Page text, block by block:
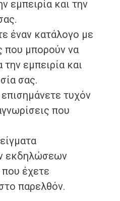
εμπειρία και την
έναν κατάλογο με
που μπορούν να
την εμπειρία και
σας.
τυχόν
που
εκδηλώσεων
έχετε
παρελθόν.